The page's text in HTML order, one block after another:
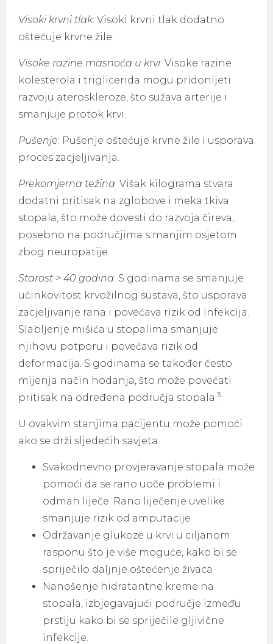
Visoki krvni tlak: Visoki krvni tlak dodatno
oštećuje krvne žile.
Visoke razine masnoća u krvi: Visoke razine
kolesterola i triglicerida mogu pridonijeti
razvoju ateroskleroze, što sužava arterije i
smanjuje protok krvi.
Pušenje: Pušenje oštećuje krvne žile i usporava
proces zacjeljivanja.
Prekomjerna težina: Višak kilograma stvara
dodatni pritisak na zglobove i meka tkiva
stopala, što može dovesti do razvoja čireva,
posebno na područjima s manjim osjetom
zbog neuropatije.
Starost > 40 godina: S godinama se smanjuje
učinkovitost krvožilnog sustava, što usporava
zacjeljivanje rana i povećava rizik od infekcija.
Slabljenje mišića u stopalima smanjuje
njihovu potporu i povećava rizik od
deformacija. S godinama se također često
mijenja način hodanja, što može povećati
pritisak na određena područja stopala.3
U ovakvim stanjima pacijentu može pomoći
ako se drži sljedećih savjeta:
Svakodnevno provjeravanje stopala može
pomoći da se rano uoče problemi i
odmah liječe. Rano liječenje uvelike
smanjuje rizik od amputacije
Održavanje glukoze u krvi u ciljanom
rasponu što je više moguće, kako bi se
spriječilo daljnje oštećenje živaca
Nanošenje hidratantne kreme na
stopala, izbjegavajući područje između
prstiju kako bi se spriječile gljivične
infekcije.